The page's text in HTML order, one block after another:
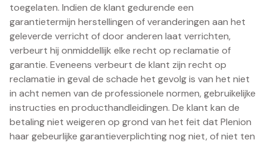
toegelaten. Indien de klant gedurende een
garantietermijn herstellingen of veranderingen aan het
geleverde verricht of door anderen laat verrichten,
verbeurt hij onmiddellijk elke recht op reclamatie of
garantie. Eveneens verbeurt de klant zijn recht op
reclamatie in geval de schade het gevolg is van het niet
in acht nemen van de professionele normen, gebruikelijke
instructies en producthandleidingen. De klant kan de
betaling niet weigeren op grond van het feit dat Plenion
haar gebeurlijke garantieverplichting nog niet, of niet ten